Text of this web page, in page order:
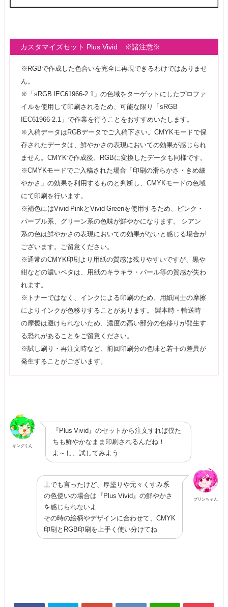
カスタマイズセット Plus Vivid ※諸注意※
※RGBで作成した色合いを完全に再現できるわけではありませ
ん。
※「sRGB IEC61966-2.1」の色域をターゲットにしたプロファ
イルを使用して印刷されるため、可能な限り「sRGB
IEC61966-2.1」で作業を行うことをおすすめいたします。
※入稿データはRGBデータでご入稿下さい。CMYKモードで保
存されたデータは、鮮やかさの表現においての効果が感じられ
ません。CMYKで作成後、RGBに変換したデータも同様です。
※CMYKモードでご入稿された場合「印刷の滑らかさ・きめ細
やかさ」の効果を利用するものと判断し、CMYKモードの色域
にて印刷を行います。
※補色にはVivid PinkとVivid Greenを使用するため、ピンク・
パープル系、グリーン系の色味が鮮やかになります。 シアン
系の色は鮮やかさの表現においての効果がないと感じる場合が
ございます。ご留意ください。
※通常のCMYK印刷より用紙の質感は残りやすいですが、黒や
紺などの濃いベタは、用紙のキラキラ・パール等の質感が失わ
れます。
※トナーではなく、インクによる印刷のため、用紙同士の摩擦
によりインクが色移りすることがあります。 製本時・輸送時
の摩擦は避けられないため、濃度の高い部分の色移りが発生す
る恐れがあることをご留意ください。
※試し刷り・再注文時など、前回印刷分の色味と若干の差異が
発生することがございます。
キングくん
『Plus Vivid』のセットから注文すれば僕た
ちも鮮やかなまま印刷されるんだね！
よ～し、試してみよう
プリンちゃん
上でも言ったけど、厚塗りや元々くすみ系
の色使いの場合は『Plus Vivid』の鮮やかさ
を感じられないよ
その時の絵柄やデザインに合わせて、CMYK
印刷とRGB印刷を上手く使い分けてね